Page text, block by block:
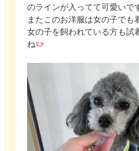
のラインが入ってて可愛いで
またこのお洋服は女の子でも
女の子を飼われている方も試
ね